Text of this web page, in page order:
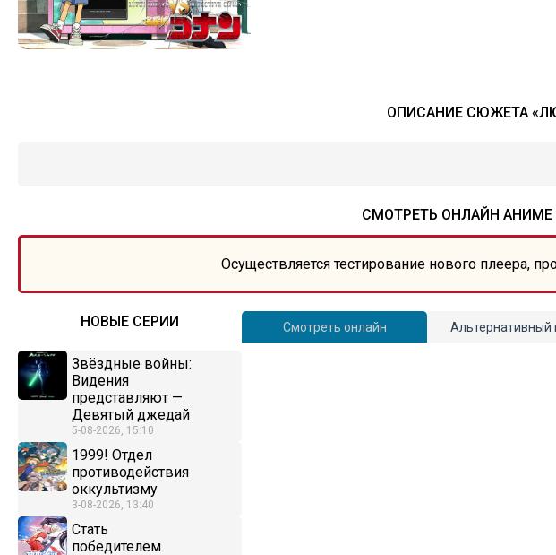
ОПИСАНИЕ СЮЖЕТА
СМОТРЕТЬ ОНЛАЙН АНИМЕ
Осуществляется тестирование нового плеера,
НОВЫЕ СЕРИИ
Звёздные войны:
Видения
представляют —
Девятый джедай
5-08-2026, 15:10
1999! Отдел
противодействия
оккультизму
3-08-2026, 13:40
Стать
победителем
Смотреть онлайн Альтернативный